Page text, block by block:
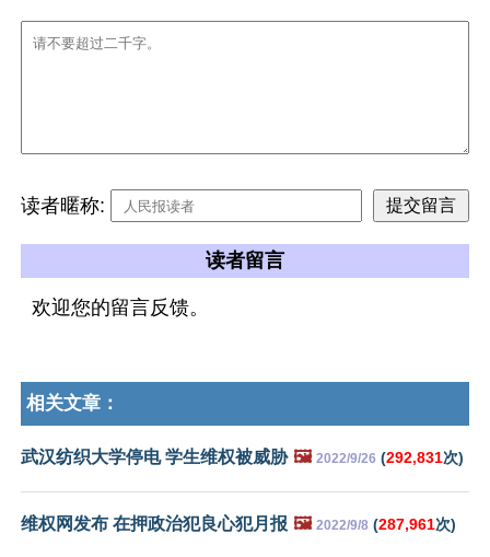
读者暱称:
读者留言
欢迎您的留言反馈。
相关文章：
武汉纺织大学停电 学生维权被威胁 🖼️ 2022/9/26 (292,831次)
维权网发布 在押政治犯良心犯月报 🖼️ 2022/9/8 (287,961次)